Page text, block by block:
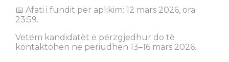
📅 Afati i fundit për aplikim: 12 mars 2026, ora
23:59.
Vetëm kandidatët e përzgjedhur do të
kontaktohen në periudhën 13–16 mars 2026.